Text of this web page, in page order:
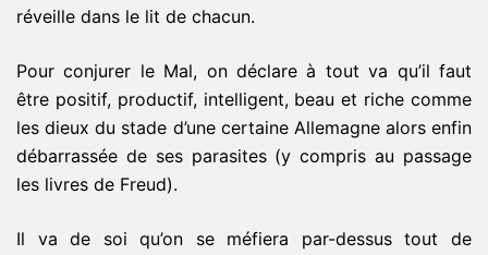
réveille dans le lit de chacun.
Pour conjurer le Mal, on déclare à tout va qu’il faut
être positif, productif, intelligent, beau et riche comme
les dieux du stade d’une certaine Allemagne alors enfin
débarrassée de ses parasites (y compris au passage
les livres de Freud).
Il va de soi qu’on se méfiera par-dessus tout de